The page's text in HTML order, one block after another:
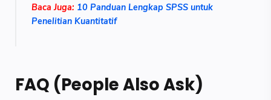
Baca Juga: 10 Panduan Lengkap SPSS untuk
Penelitian Kuantitatif
FAQ (People Also Ask)